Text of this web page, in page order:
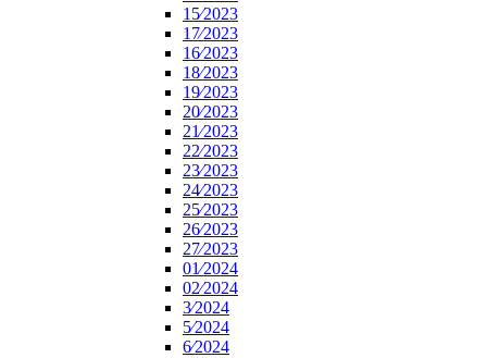
15⁄2023
17⁄2023
16⁄2023
18⁄2023
19⁄2023
20⁄2023
21⁄2023
22⁄2023
23⁄2023
24⁄2023
25⁄2023
26⁄2023
27⁄2023
01⁄2024
02⁄2024
3⁄2024
5⁄2024
6⁄2024